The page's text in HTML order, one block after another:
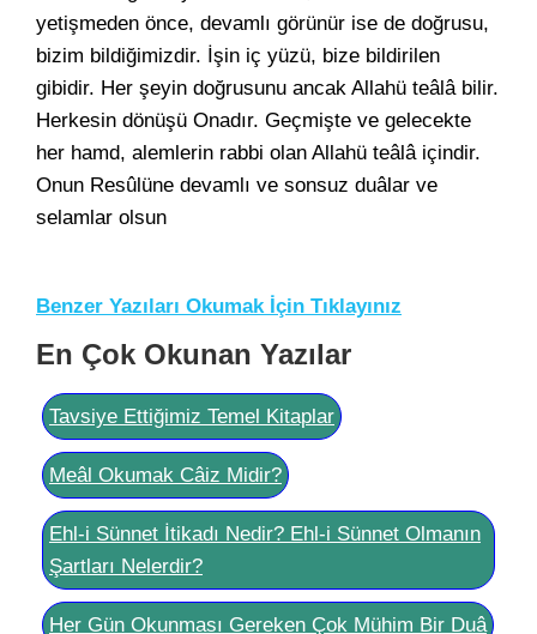
yetişmeden önce, devamlı görünür ise de doğrusu,
bizim bildiğimizdir. İşin iç yüzü, bize bildirilen
gibidir. Her şeyin doğrusunu ancak Allahü teâlâ bilir.
Herkesin dönüşü Onadır. Geçmişte ve gelecekte
her hamd, alemlerin rabbi olan Allahü teâlâ içindir.
Onun Resûlüne devamlı ve sonsuz duâlar ve
selamlar olsun
Benzer Yazıları Okumak İçin Tıklayınız
En Çok Okunan Yazılar
Tavsiye Ettiğimiz Temel Kitaplar
Meâl Okumak Câiz Midir?
Ehl-i Sünnet İtikadı Nedir? Ehl-i Sünnet Olmanın
Şartları Nelerdir?
Her Gün Okunması Gereken Çok Mühim Bir Duâ